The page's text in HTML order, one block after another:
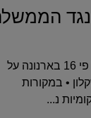
העתירה הוגשה בעקבות העלאה של פי 16 בארנונה על
• במקורות
נ...